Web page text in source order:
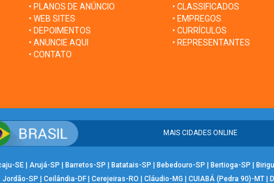
• PLANOS DE ANÚNCIO
• WEB SITES
• DEPOIMENTOS
• ANUNCIE AQUI
• CONTATO
• CLASSIFICADOS
• EMPREGOS
• CURRÍCULOS
• REPRESENTANTES
MAIS CIDADES ONLINE
SE | Arujá-SP | Barretos-SP | Batatais-SP | Bebedouro-SP | Bertioga-SP |
Jordão-SP | Ceilândia-DF | Cerejeiras-RO | Cláudio-MG | CUIABÁ (Pedra 90)-MT |